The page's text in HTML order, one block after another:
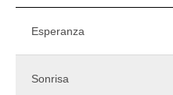
Esperanza
Sonrisa